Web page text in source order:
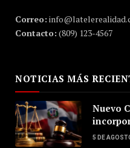
Correo:
Contacto: (809) 123-4567
NOTICIAS MÁS
Nuevo
5 DE